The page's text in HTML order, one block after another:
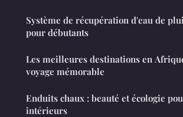
Système de récupération d'eau de
pour débutants
Les meilleures destinations en
voyage mémorable
Enduits chaux : beauté et écologie
intérieurs